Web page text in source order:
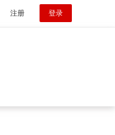
注册 登录